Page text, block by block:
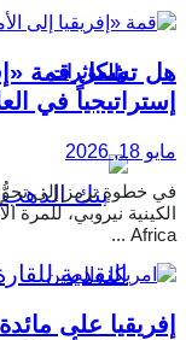
والمؤثرات
هل تشكل قمة
إستراتيجياً في
مايو 18, 2026
في خطوةٍ ترمز إلى
الكينية نيروبي، للمرة
Africa ...
إفريقيا على